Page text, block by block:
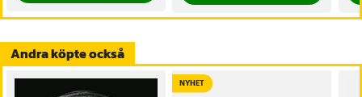
Andra köpte också
NYHET